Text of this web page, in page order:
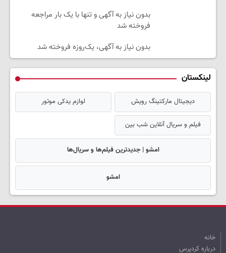
بدون نیاز به آگهی و تنها با یک بار مراجعه
فروخته شد
بدون نیاز به آگهی، یک‌روزه فروخته شد
لینکستان
دیجیتال مارکتینگ رویش لوازم یدکی موتور
فیلم و سریال آنلاین شب بین
امشو | جدیدترین فیلم‌ها و سریال‌ها
امشو
خانه
درباره کردپرس